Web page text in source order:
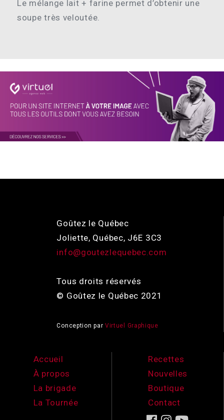
Le mélange lait + farine permet d’obtenir une
soupe très veloutée.
Goûtez le Québec
Joliette, Québec, J6E 3C3
info@goutezlequebec.com
Tous droits réservés
© Goûtez le Québec 2021
Conception par Virtuel Graphique
Accueil
À propos
La brigade
La Tournée
Recettes
Nouvelles
Boutique
Contact